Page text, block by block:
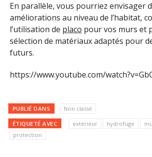
En parallèle, vous pourriez envisager
améliorations au niveau de l’habitat,
l’utilisation de placo pour vos murs et
sélection de matériaux adaptés pour
futurs.
https://www.youtube.com/
PUBLIÉ DANS Non classé
ÉTIQUETÉ AVEC extérieur hydrofuge
protection